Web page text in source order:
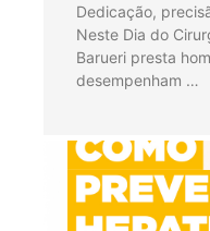
Dedicação,
Neste Dia do
Barueri presta
desempenham …